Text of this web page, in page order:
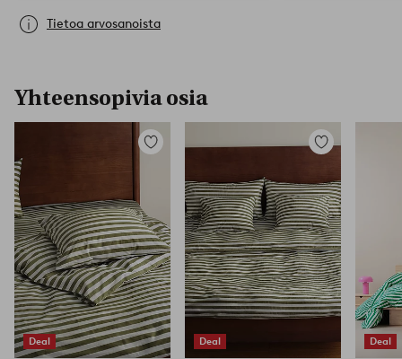
Tietoa arvosanoista
Yhteensopivia osia
Deal
Lisää
Deal
Lisää
Deal